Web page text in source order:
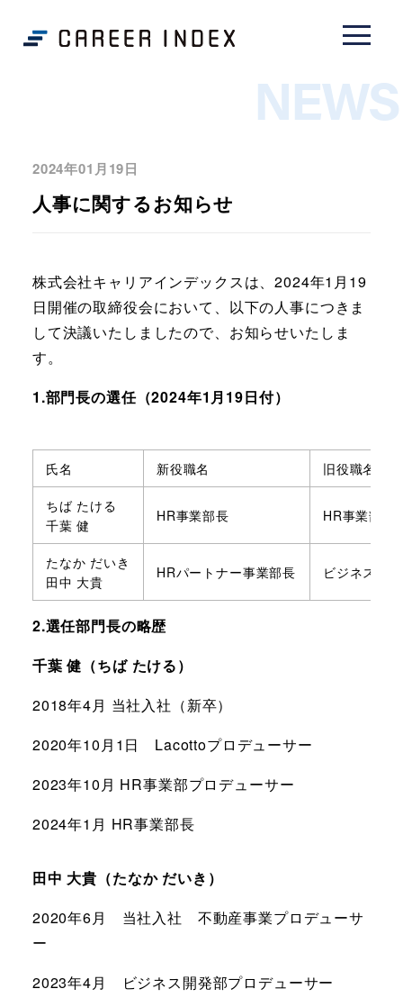
NEWS
2024年01月19日
人事に関するお知らせ
株式会社キャリアインデックスは、2024年1月19
日開催の取締役会において、以下の人事につきま
して決議いたしましたので、お知らせいたしま
す。
1.部門長の選任（2024年1月19日付）
氏名 新役職名 旧役職名
ちば たける
千葉 健
HR事業部長 HR事業部プ
たなか だいき
田中 大貴
HRパートナー事業部長 ビジネス開
2.選任部門長の略歴
千葉 健（ちば たける）
2018年4月 当社入社（新卒）
2020年10月1日 Lacottoプロデューサー
2023年10月 HR事業部プロデューサー
2024年1月 HR事業部長
田中 大貴（たなか だいき）
2020年6月 当社入社 不動産事業プロデューサ
ー
2023年4月 ビジネス開発部プロデューサー